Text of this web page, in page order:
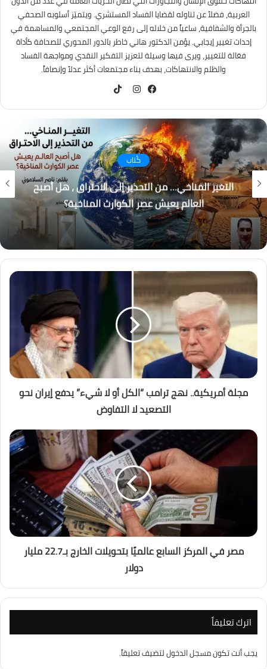
العربية، فضلاً عن تناوله لقضايا الفساد المستشري. ويتميّز أسلوبه الصحفي
بالجرأة والشفافية، ساعياً من خلاله إلى رفع الوعي المجتمعي والمساهمة في
إحداث تغيير إيجابي. يؤمن الدكتور هاني خاطر بالدور المحوري للصحافة كأداة
فعّالة للتغيير، ويرى فيها وسيلة لتعزيز التفكير النقدي ومواجهة الفساد
والظلم والانتهاكات، بهدف بناء مجتمعات أكثر عدلاً وإنصافاً.
كُتاب
التغير المناخي… من التحذير إلى الاحتراق ، هل أصبح
العالم يعيش عصر الكوارث المناخية؟
مجلة أمريكية.. نهج ترامب “الكل أو لا شيء” يدفع إيران نحو
التصعيد لا التفاوض
مصر في المركز السابع عالميًا بتحويلات الخارج بـ22.7 مليار
دولار
اترك تعليقاً
يجب أنت تكونمسجل الدخوللتضيف تعليقاً.